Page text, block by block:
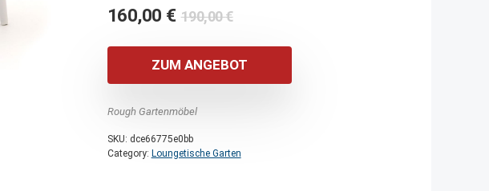
190,00€Ursprünglicher
war:
190,00 €
160,00 €
Aktueller
ist:
160,00 €.
ZUM ANGEBOT
Rough Gartenmöbel
SKU: dce66775e0bb
Category: Loungetische Garten